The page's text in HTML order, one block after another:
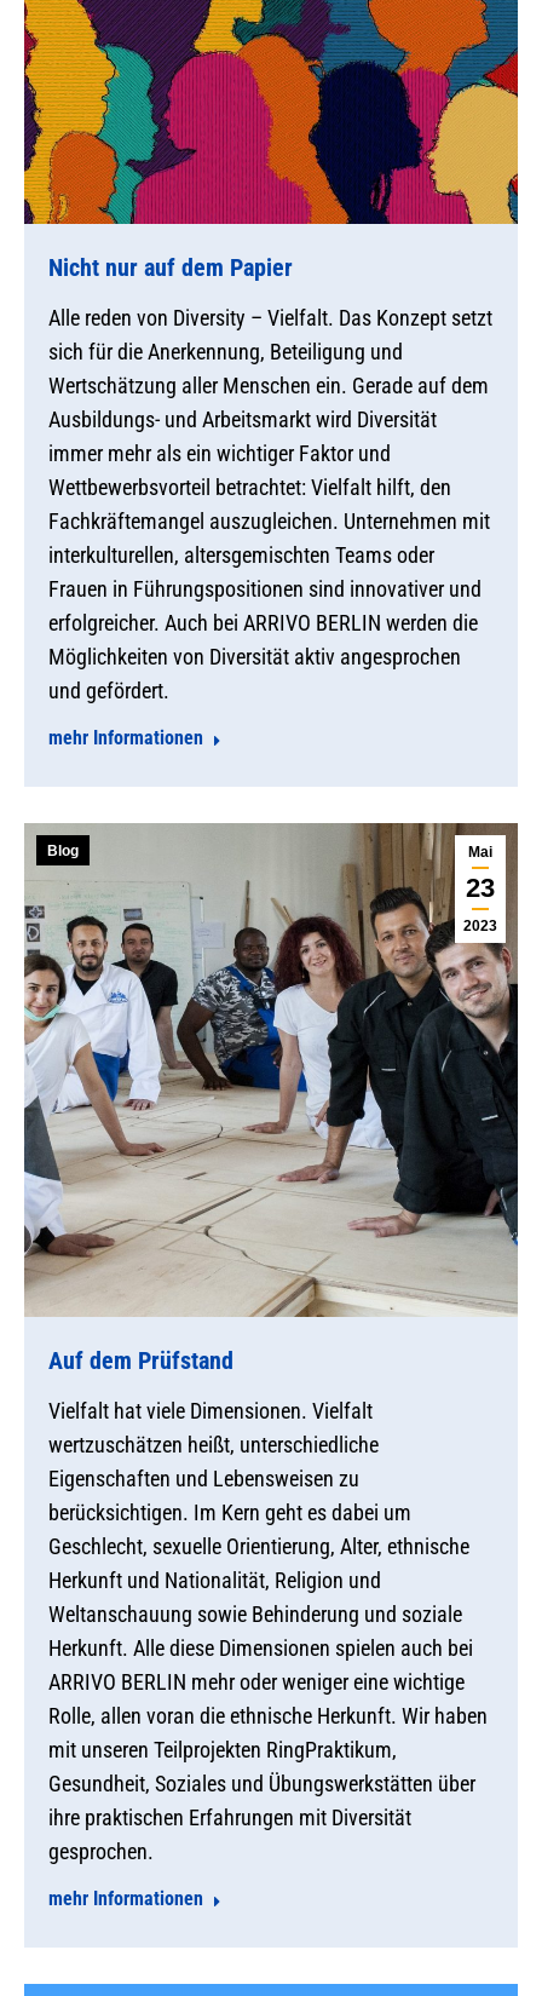
Nicht nur auf dem Papier
Alle reden von Diversity – Vielfalt. Das Konzept setzt
sich für die Anerkennung, Beteiligung und
Wertschätzung aller Menschen ein. Gerade auf dem
Ausbildungs- und Arbeitsmarkt wird Diversität
immer mehr als ein wichtiger Faktor und
Wettbewerbsvorteil betrachtet: Vielfalt hilft, den
Fachkräftemangel auszugleichen. Unternehmen mit
interkulturellen, altersgemischten Teams oder
Frauen in Führungspositionen sind innovativer und
erfolgreicher. Auch bei ARRIVO BERLIN werden die
Möglichkeiten von Diversität aktiv angesprochen
und gefördert.
mehr Informationen
Mai
23
2023
Blog
Auf dem Prüfstand
Vielfalt hat viele Dimensionen. Vielfalt
wertzuschätzen heißt, unterschiedliche
Eigenschaften und Lebensweisen zu
berücksichtigen. Im Kern geht es dabei um
Geschlecht, sexuelle Orientierung, Alter, ethnische
Herkunft und Nationalität, Religion und
Weltanschauung sowie Behinderung und soziale
Herkunft. Alle diese Dimensionen spielen auch bei
ARRIVO BERLIN mehr oder weniger eine wichtige
Rolle, allen voran die ethnische Herkunft. Wir haben
mit unseren Teilprojekten RingPraktikum,
Gesundheit, Soziales und Übungswerkstätten über
ihre praktischen Erfahrungen mit Diversität
gesprochen.
mehr Informationen